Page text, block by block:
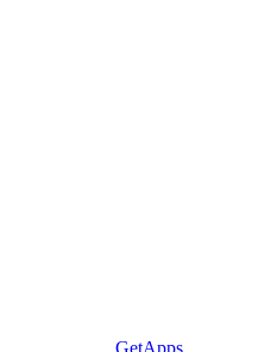
GetApps